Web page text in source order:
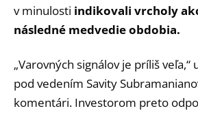
v minulosti indikovali vrcholy
následné medvedie obdobia.
„Varovných signálov je príliš
pod vedením Savity
komentári. Investorom preto